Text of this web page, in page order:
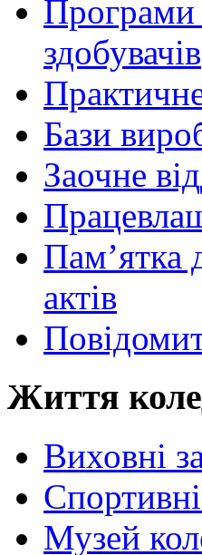
Програми
здобувачів
Бази
Заочне
Пам’ятка
актів
Життя
Виховні
Музей